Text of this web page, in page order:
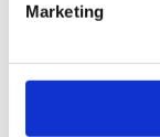
Marketing
Sie finden uns
fast gegenüber